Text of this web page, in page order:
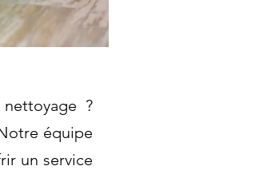
?
équipe
un service